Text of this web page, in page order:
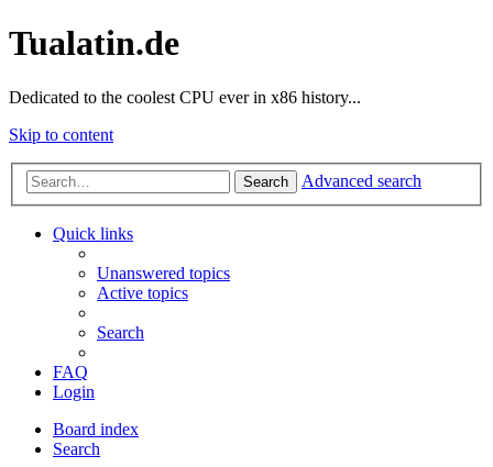
Tualatin.de
Dedicated to the coolest CPU ever in x86 history...
Skip to content
Search Advanced search
Quick links
Unanswered topics
Active topics
Search
FAQ
Login
Board index
Search